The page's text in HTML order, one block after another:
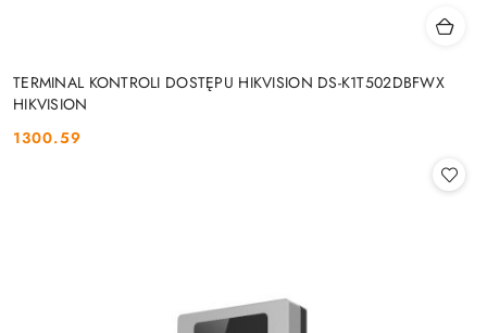
TERMINAL KONTROLI DOSTĘPU HIKVISION DS-K1T502DBFWX
HIKVISION
Cena:
1300.59